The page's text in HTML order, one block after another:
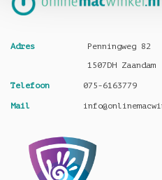
Adres
Penningweg 82
1507DH Zaandam
Telefoon 075-6163779
Mail